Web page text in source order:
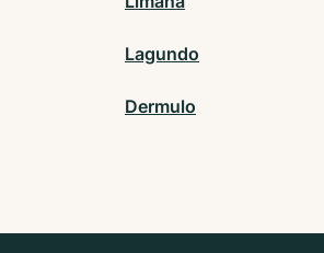
Lagundo
Dermulo